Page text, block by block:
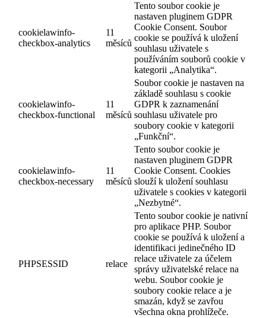
cookielawinfo-
checkbox-analytics
11
měsíců
Tento soubor cookie je
nastaven pluginem GDPR
Cookie Consent. Soubor
cookie se používá k uložení
souhlasu uživatele s
používáním souborů cookie v
kategorii „Analytika“.
cookielawinfo-
checkbox-functional
11
měsíců
Soubor cookie je nastaven na
základě souhlasu s cookie
GDPR k zaznamenání
souhlasu uživatele pro
soubory cookie v kategorii
„Funkční“.
cookielawinfo-
checkbox-necessary
11
měsíců
Tento soubor cookie je
nastaven pluginem GDPR
Cookie Consent. Cookies
slouží k uložení souhlasu
uživatele s cookies v kategorii
„Nezbytné“.
PHPSESSID relace
Tento soubor cookie je nativní
pro aplikace PHP. Soubor
cookie se používá k uložení a
identifikaci jedinečného ID
relace uživatele za účelem
správy uživatelské relace na
webu. Soubor cookie je
soubory cookie relace a je
smazán, když se zavřou
všechna okna prohlížeče.